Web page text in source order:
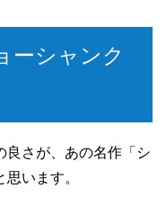
ーシャンク
良さが、あの名作「シ
います。